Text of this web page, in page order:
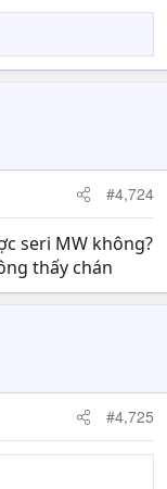
#4,724
seri MW không?
thấy chán
#4,725